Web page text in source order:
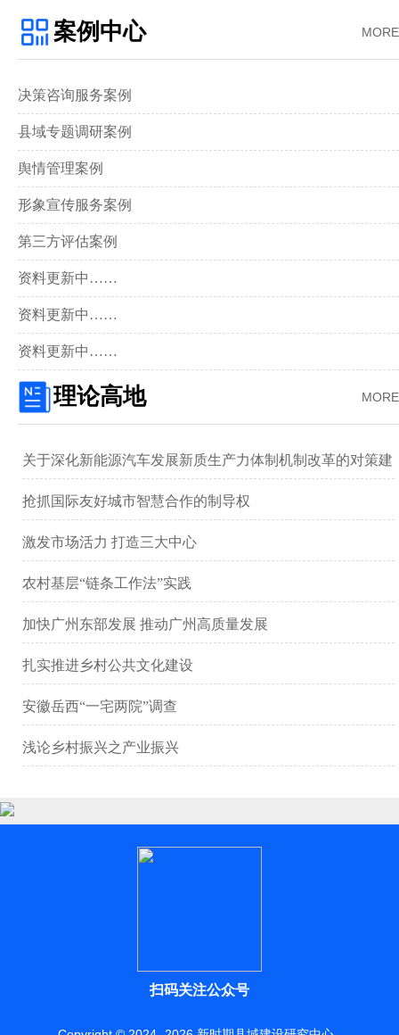
MORE
案例中心
决策咨询服务案例
县域专题调研案例
舆情管理案例
形象宣传服务案例
第三方评估案例
资料更新中……
资料更新中……
资料更新中……
MORE
理论高地
关于深化新能源汽车发展新质生产力体制机制改革的对策建
议 ——以广汽集团为例
抢抓国际友好城市智慧合作的制导权
激发市场活力 打造三大中心
农村基层“链条工作法”实践
加快广州东部发展 推动广州高质量发展
扎实推进乡村公共文化建设
安徽岳西“一宅两院”调查
浅论乡村振兴之产业振兴
扫码关注公众号